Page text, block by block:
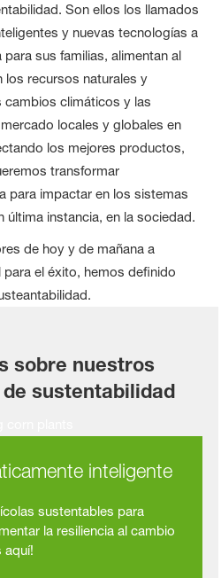
Son ellos los llamados
y nuevas tecnologías a
sus familias, alimentan al
los recursos naturales y
cambios climáticos y las
locales y globales en
los mejores productos,
transformar
para impactar en los sistemas
última instancia, en la sociedad.
de hoy y de mañana a
el éxito, hemos definido
sobre nuestros
sustentabilidad
inteligente
sustentables para
la resiliencia al cambio
aquí!